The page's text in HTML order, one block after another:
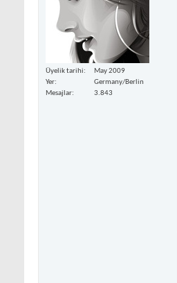
Üyelik tarihi
May 2009
Yer
Germany/Berlin
Mesajlar
3.843